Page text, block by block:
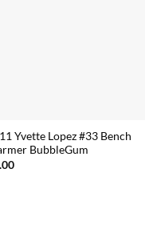
Yvette Lopez #33 Bench
BubbleGum